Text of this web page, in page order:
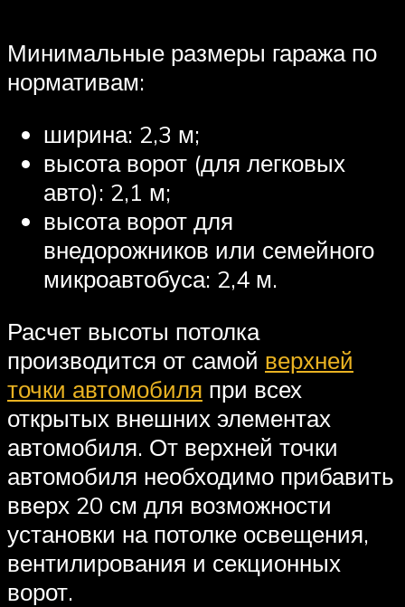
Минимальные размеры гаража по
нормативам:
ширина: 2,3 м;
высота ворот (для легковых
авто): 2,1 м;
высота ворот для
внедорожников или семейного
микроавтобуса: 2,4 м.
Расчет высоты потолка
производится от самой верхней
точки автомобиля при всех
открытых внешних элементах
автомобиля. От верхней точки
автомобиля необходимо прибавить
вверх 20 см для возможности
установки на потолке освещения,
вентилирования и секционных
ворот.